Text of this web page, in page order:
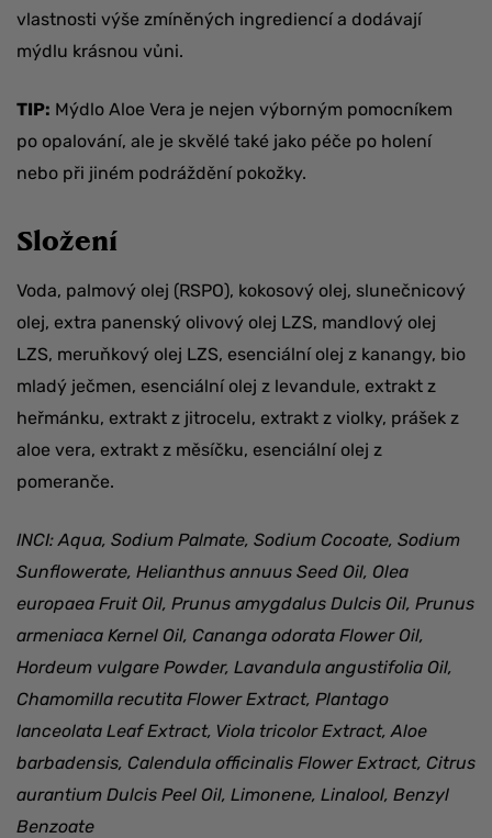
vlastnosti výše zmíněných ingrediencí a dodávají
mýdlu krásnou vůni.
TIP: Mýdlo Aloe Vera je nejen výborným pomocníkem
po opalování, ale je skvělé také jako péče po holení
nebo při jiném podráždění pokožky.
Složení
Voda, palmový olej (RSPO), kokosový olej, slunečnicový
olej, extra panenský olivový olej LZS, mandlový olej
LZS, meruňkový olej LZS, esenciální olej z kanangy, bio
mladý ječmen, esenciální olej z levandule, extrakt z
heřmánku, extrakt z jitrocelu, extrakt z violky, prášek z
aloe vera, extrakt z měsíčku, esenciální olej z
pomeranče.
INCI: Aqua, Sodium Palmate, Sodium Cocoate, Sodium
Sunflowerate, Helianthus annuus Seed Oil, Olea
europaea Fruit Oil, Prunus amygdalus Dulcis Oil, Prunus
armeniaca Kernel Oil, Cananga odorata Flower Oil,
Hordeum vulgare Powder, Lavandula angustifolia Oil,
Chamomilla recutita Flower Extract, Plantago
lanceolata Leaf Extract, Viola tricolor Extract, Aloe
barbadensis, Calendula officinalis Flower Extract, Citrus
aurantium Dulcis Peel Oil, Limonene, Linalool, Benzyl
Benzoate